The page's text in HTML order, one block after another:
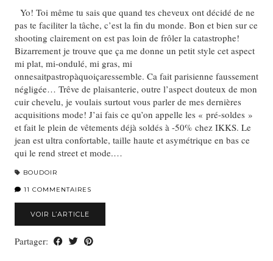
Yo! Toi même tu sais que quand tes cheveux ont décidé de ne
pas te faciliter la tâche, c’est la fin du monde. Bon et bien sur ce
shooting clairement on est pas loin de frôler la catastrophe!
Bizarrement je trouve que ça me donne un petit style cet aspect
mi plat, mi-ondulé, mi gras, mi
onnesaitpastropàquoiçaressemble. Ca fait parisienne faussement
négligée… Trêve de plaisanterie, outre l’aspect douteux de mon
cuir chevelu, je voulais surtout vous parler de mes dernières
acquisitions mode! J’ai fais ce qu’on appelle les « pré-soldes »
et fait le plein de vêtements déjà soldés à -50% chez IKKS. Le
jean est ultra confortable, taille haute et asymétrique en bas ce
qui le rend street et mode.…
BOUDOIR
11 COMMENTAIRES
VOIR L’ARTICLE
Partager: